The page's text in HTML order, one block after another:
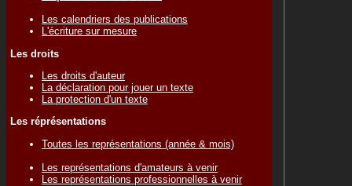
Les calendriers des publications
L'écriture sur mesure
Les droits
Les droits d'auteur
La déclaration pour jouer un texte
La protection d'un texte
Les réprésentations
Toutes les représentations (année & mois)
Les représentations d'amateurs à venir
Les représentations professionnelles à venir